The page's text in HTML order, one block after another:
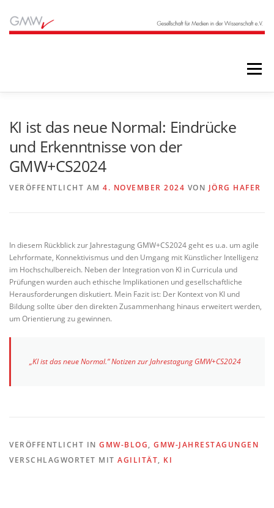
Inhalt
springen
Menü
ANGEBOTE ARCHIV
KI ist das neue Normal: Eindrücke
und Erkenntnisse von der
GMW+CS2024
VERÖFFENTLICHT AM 4. NOVEMBER 2024 VON JÖRG HAFER
In diesem Rückblick zur Jahrestagung GMW+CS2024 geht es u.a. um agile
Lehrformate, Konnektivismus und den Umgang mit Künstlicher Intelligenz
im Hochschulbereich. Neben der Integration von KI in Curricula und
Prüfungen wurden auch ethische Implikationen und gesellschaftliche
Herausforderungen diskutiert. Mein Fazit ist: Der Kontext von KI und
Bildung sollte über den direkten Zusammenhang hinaus erweitert werden,
um Orientierung zu gewinnen.
„KI ist das neue Normal.“ Notizen zur Jahrestagung GMW+CS2024
VERÖFFENTLICHT IN GMW-BLOG, GMW-JAHRESTAGUNGEN
VERSCHLAGWORTET MIT AGILITÄT, KI